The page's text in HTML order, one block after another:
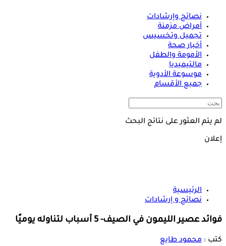
نصائح وإرشادات
أمراض مزمنة
تجميل وتخسيس
أخبار صحة
الأمومة والطفل
مالتيميديا
موسوعة الأدوية
جميع الأقسام
لم يتم العثور على نتائج البحث
إعلان
الرئيسية
نصائح و إرشادات
فوائد عصير الليمون في الصيف- 5 أسباب لتناوله يوميًا
كتب : محمود طايع